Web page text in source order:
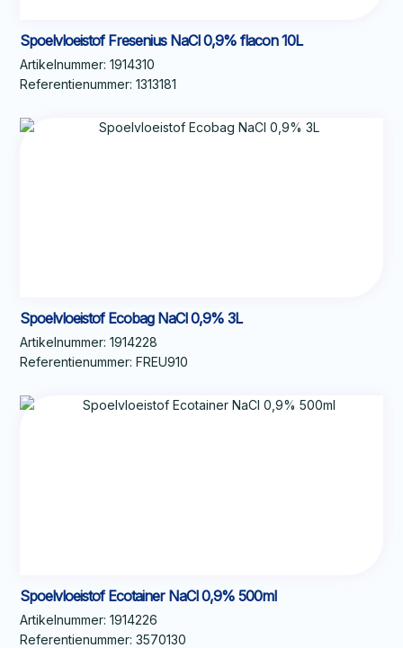
Spoelvloeistof Fresenius NaCl 0,9% flacon 10L
Artikelnummer: 1914310
Referentienummer: 1313181
Spoelvloeistof Ecobag NaCl 0,9% 3L
Artikelnummer: 1914228
Referentienummer: FREU910
Spoelvloeistof Ecotainer NaCl 0,9% 500ml
Artikelnummer: 1914226
Referentienummer: 3570130